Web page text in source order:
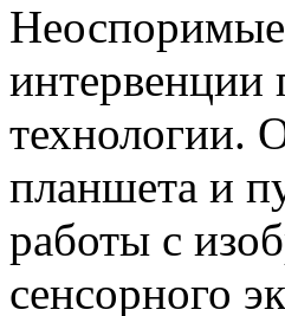
интервенции
технологии.
планшета и
работы с
сенсорного